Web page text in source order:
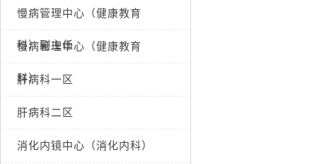
慢病管理中心（健康教育
科）副主任
慢病管理中心（健康教育
科）
肝病科一区
肝病科二区
消化内镜中心（消化内科）